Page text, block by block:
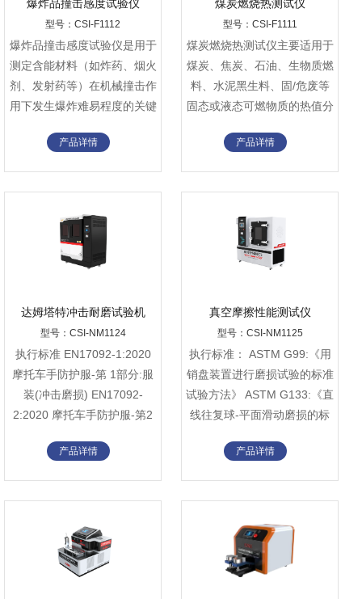
爆炸品撞击感度试验仪
型号：CSI-F1112
爆炸品撞击感度试验仪‌是用于
测定含能材料（如炸药、烟火
剂、发射药等）在机械撞击作
用下发生爆炸难易程度的关键
产品详情
煤炭燃烧热测试仪
型号：CSI-F1111
煤炭燃烧热测试仪主要适用于
煤炭、焦炭、石油、生物质燃
料、水泥黑生料、固/危废等
固态或液态可燃物质的热值分
产品详情
达姆塔特冲击耐磨试验机
型号：CSI-NM1124
执行标准‌ EN17092-1:2020
摩托车手防护服-第 1部分:服
装(冲击磨损) EN17092-
2:2020 摩托车手防护服-第2
产品详情
真空摩擦性能测试仪
型号：CSI-NM1125
‌执行标准： ASTM G99:《用
销盘装置进行磨损试验的标准
试验方法》 ASTM G133:《直
线往复球-平面滑动磨损的标
产品详情